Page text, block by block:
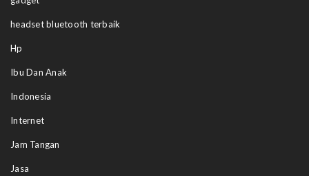
headset bluetooth terbaik
Hp
Ibu Dan Anak
Indonesia
Internet
Jam Tangan
Jasa